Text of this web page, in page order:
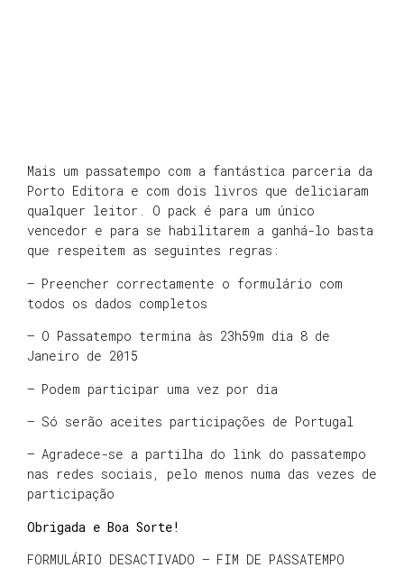
Mais um passatempo com a fantástica parceria da
Porto Editora e com dois livros que deliciaram
qualquer leitor. O pack é para um único
vencedor e para se habilitarem a ganhá-lo basta
que respeitem as seguintes regras:
– Preencher correctamente o formulário com
todos os dados completos
– O Passatempo termina às 23h59m dia 8 de
Janeiro de 2015
– Podem participar uma vez por dia
– Só serão aceites participações de Portugal
– Agradece-se a partilha do link do passatempo
nas redes sociais, pelo menos numa das vezes de
participação
Obrigada e Boa Sorte!
FORMULÁRIO DESACTIVADO – FIM DE PASSATEMPO